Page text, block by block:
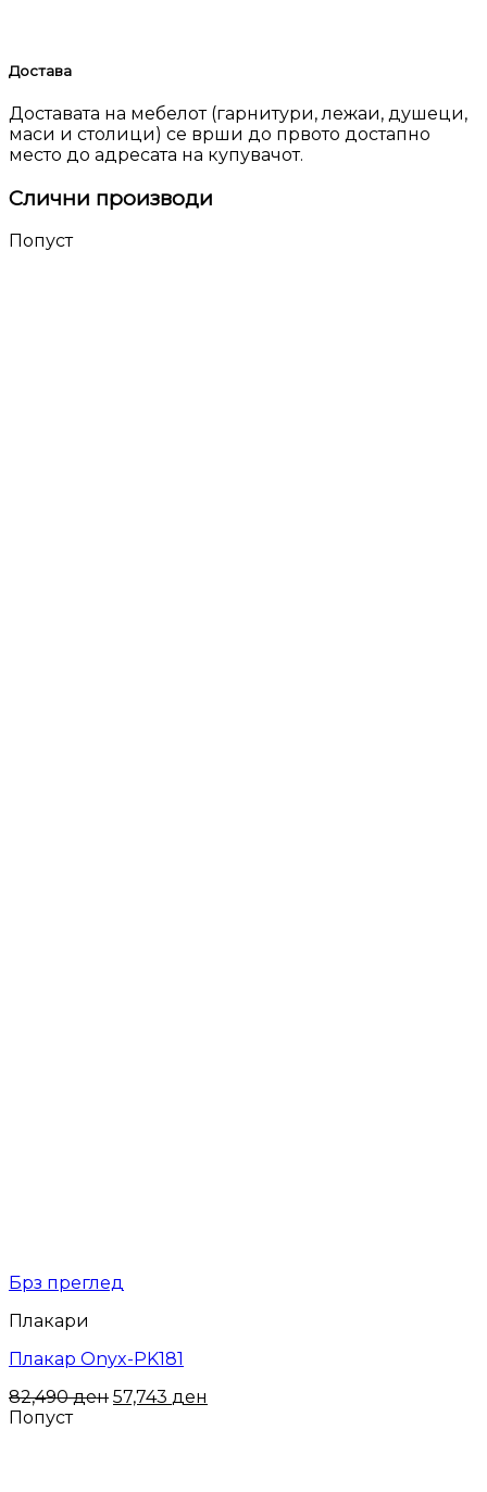
Достава
Доставата на мебелот (гарнитури, лежаи, душеци,
маси и столици) се врши до првото достапно
место до адресата на купувачот.
Слични производи
Попуст
Брз преглед
Плакари
Плакар Onyx-PK181
82,490ден 57,743 ден
Попуст